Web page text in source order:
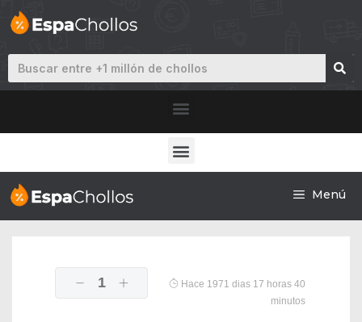
Menú
1
Hace 1971 dias 17 horas 40
minutos